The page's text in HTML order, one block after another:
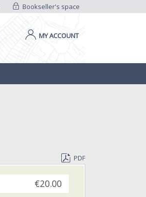
Bookseller's space
MY ACCOUNT
PDF
€20.00